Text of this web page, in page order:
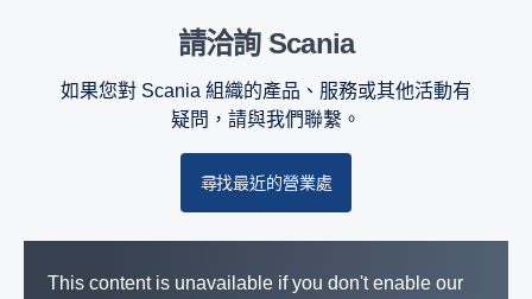
請洽詢 Scania
如果您對 Scania 組織的產品、服務或其他活動有
疑問，請與我們聯繫。
尋找最近的營業處
This content is unavailable if you don't enable our